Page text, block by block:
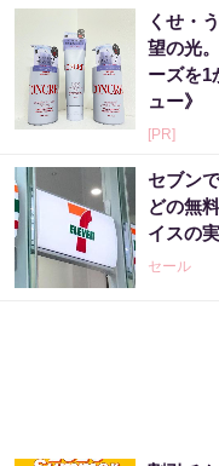
くせ・
望の光
ーズを1
ュー》
[PR]
セブン
どの無
イスの
セール